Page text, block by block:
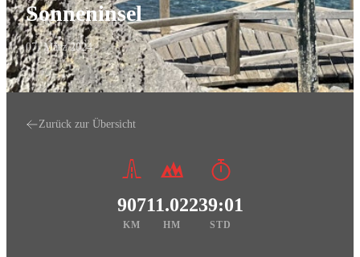
Sonneninsel
07. März 2024
Zurück zur Übersicht
907
KM
11.022
HM
39:01
STD